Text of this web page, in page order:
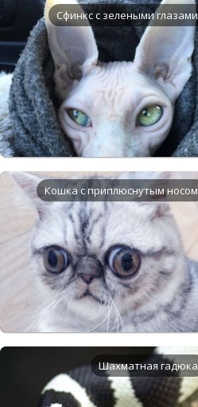
Сфинкс с зелеными глазами
Кошка с приплюснутым носом
Шахматная гадюка